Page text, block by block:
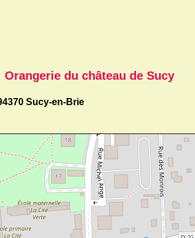
Orangerie du château de Sucy
Sucy-en-Brie